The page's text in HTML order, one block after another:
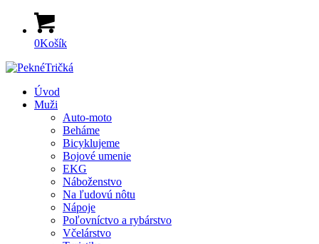
0Košík
Úvod
Muži
Auto-moto
Beháme
Bicyklujeme
Bojové umenie
EKG
Náboženstvo
Na ľudovú nôtu
Nápoje
Poľovníctvo a rybárstvo
Včelárstvo